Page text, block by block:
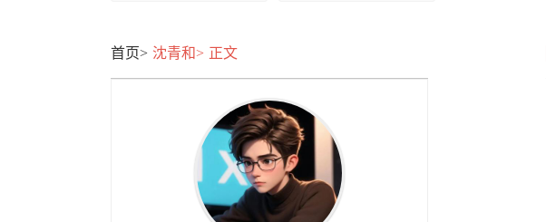
首页> 沈青和> 正文